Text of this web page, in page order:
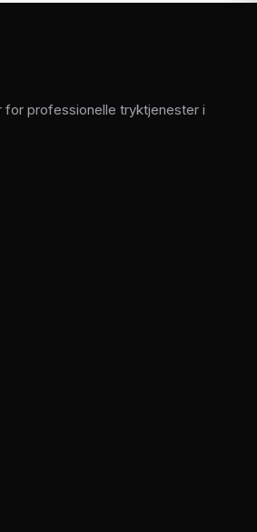
for professionelle tryktjenester i